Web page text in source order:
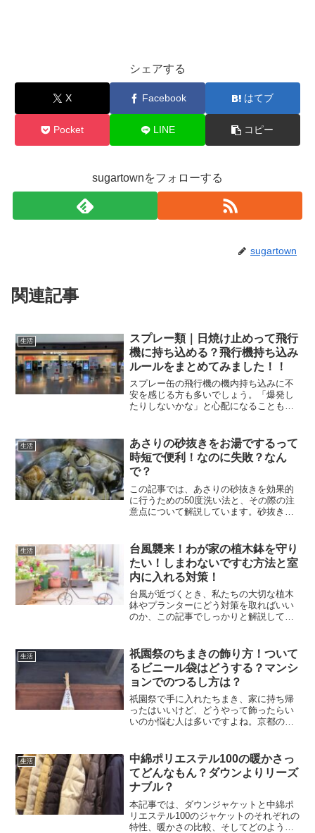
シェアする
X Facebook はてブ
Pocket LINE コピー
sugartownをフォローする
sugartown
関連記事
生活
スプレー類｜日焼け止めって飛行
機に持ち込める？飛行機持ち込み
ルールをまとめてみました！！
スプレー缶の飛行機の機内持ち込みに不
安を感じる方も多いでしょう。「爆発し
たりしないかな」と心配になることもあ
は航空法では危険物に分類されるため、
持ち込みには慎重さが求め...
生活
あさりの砂抜きをお湯でするって
時短で便利！なのに失敗？なん
で？
この記事では、あさりの砂抜きを効果的
に行うための50度洗い法と、その際の注
意点について解説しています。砂抜きを
り合わせることが肝心です。方法を間違
えると、あさりが死んでしまったり、砂
が十分に抜けないことがあります。
生活
台風襲来！わが家の植木鉢を守り
たい！しまわないですむ方法と室
内に入れる対策！
台風が近づくとき、私たちの大切な植木
鉢やプランターにどう対策を取ればいい
のか、この記事でしっかりと解説してい
も、台風の時期にはちょっとした心配事
が出てきます。特に8月や9...
生活
祇園祭のちまきの飾り方！ついて
るビニール袋はどうする？マンシ
ョンでのつるし方は？
祇園祭で手に入れたちまき、家に持ち帰
ったはいいけど、どうやって飾ったらい
いのか悩む人は多いですよね。京都の素
どう吊るしたらいいのか、そんな疑問を
今回は解決していきます。...
生活
中綿ポリエステル100の暖かさっ
てどんなもん？ダウンよりリーズ
ナブル？
本記事では、ダウンジャケットと中綿ポ
リエステル100のジャケットのそれぞれの
特性、暖かさの比較、そしてどのように